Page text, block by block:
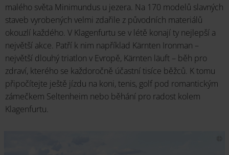
malého světa Minimundus u jezera. Na 170 modelů slavných
staveb vyrobených velmi zdařile z původních materiálů
okouzlí každého. V Klagenfurtu se v létě konají ty nejlepší a
největší akce. Patří k nim například Kärnten Ironman –
největší dlouhý triatlon v Evropě, Kärnten läuft – běh pro
zdraví, kterého se každoročně účastní tisíce běžců. K tomu
připočítejte ještě jízdu na koni, tenis, golf pod romantickým
zámečkem Seltenheim nebo běhání pro radost kolem
Klagenfurtu.